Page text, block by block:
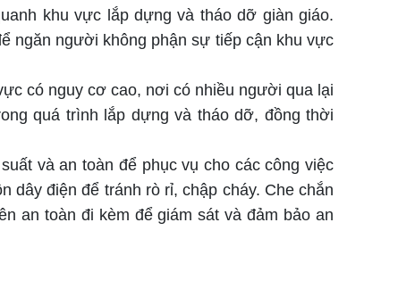
khu vực lắp dựng và tháo dỡ giàn giáo.
ngăn người không phận sự tiếp cận khu vực
có nguy cơ cao, nơi có nhiều người qua lại
quá trình lắp dựng và tháo dỡ, đồng thời
và an toàn để phục vụ cho các công việc
dây điện để tránh rò rỉ, chập cháy. Che chắn
an toàn đi kèm để giám sát và đảm bảo an